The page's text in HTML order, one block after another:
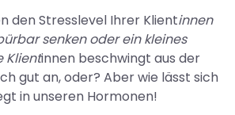
den Stresslevel Ihrer Klientinnen
senken oder ein kleines
Klientinnen beschwingt aus der
gut an, oder? Aber wie lässt sich
in unseren Hormonen!